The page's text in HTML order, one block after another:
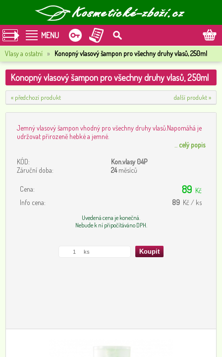
MENU
Vlasy a ostatní » Konopný vlasový šampon pro všechny druhy vlasů, 250ml
Konopný vlasový šampon pro všechny druhy vlasů, 250ml
« předchozí produkt další produkt »
Jemný vlasový šampon vhodný pro všechny druhy vlasů.Napomáhá je
udržovat přirozeně hebké a jemné.
celý popis
KÓD:
Kon.vlasy 04P
Záruční doba:
24měsíců
Cena: 89 Kč
Info cena:
89 Kč / ks
Uvedená cena je konečná.
Nebude k ní připočítáváno DPH.